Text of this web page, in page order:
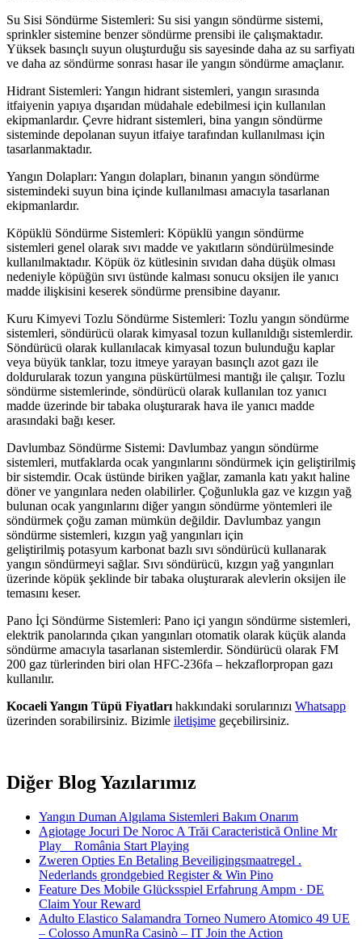
Su Sisi Söndürme Sistemleri: Su sisi yangın söndürme sistemi,
sprinkler sistemine benzer söndürme prensibi ile çalışmaktadır.
Yüksek basınçlı suyun oluşturduğu sis sayesinde daha az su sarfiyatı
ve daha az söndürme sonrası hasar ile yangın söndürme amaçlanır.
Hidrant Sistemleri: Yangın hidrant sistemleri, yangın sırasında
itfaiyenin yapıya dışarıdan müdahale edebilmesi için kullanılan
ekipmanlardır. Çevre hidrant sistemleri, bina yangın söndürme
sisteminde depolanan suyun itfaiye tarafından kullanılması için
tasarlanmaktadır.
Yangın Dolapları: Yangın dolapları, binanın yangın söndürme
sistemindeki suyun bina içinde kullanılması amacıyla tasarlanan
ekipmanlardır.
Köpüklü Söndürme Sistemleri: Köpüklü yangın söndürme
sistemleri genel olarak sıvı madde ve yakıtların söndürülmesinde
kullanılmaktadır. Köpük öz kütlesinin sıvıdan daha düşük olması
nedeniyle köpüğün sıvı üstünde kalması sonucu oksijen ile yanıcı
madde ilişkisini keserek söndürme prensibine dayanır.
Kuru Kimyevi Tozlu Söndürme Sistemleri: Tozlu yangın söndürme
sistemleri, söndürücü olarak kimyasal tozun kullanıldığı sistemlerdir.
Söndürücü olarak kullanılacak kimyasal tozun bulunduğu kaplar
veya büyük tanklar, tozu itmeye yarayan basınçlı azot gazı ile
doldurularak tozun yangına püskürtülmesi mantığı ile çalışır. Tozlu
söndürme sistemlerinde, söndürücü olarak kullanılan toz yanıcı
madde üzerinde bir tabaka oluşturarak hava ile yanıcı madde
arasındaki bağı keser.
Davlumbaz Söndürme Sistemi: Davlumbaz yangın söndürme
sistemleri, mutfaklarda ocak yangınlarını söndürmek için geliştirilmiş
bir sistemdir. Ocak üstünde biriken yağlar, zamanla katı yakıt haline
döner ve yangınlara neden olabilirler. Çoğunlukla gaz ve kızgın yağ
bulunan ocak yangınlarını diğer yangın söndürme yöntemleri ile
söndürmek çoğu zaman mümkün değildir. Davlumbaz yangın
söndürme sistemleri, kızgın yağ yangınları için
geliştirilmiş potasyum karbonat bazlı sıvı söndürücü kullanarak
yangın söndürmeyi sağlar. Sıvı söndürücü, kızgın yağ yangınları
üzerinde köpük şeklinde bir tabaka oluşturarak alevlerin oksijen ile
temasını keser.
Pano İçi Söndürme Sistemleri: Pano içi yangın söndürme sistemleri,
elektrik panolarında çıkan yangınları otomatik olarak küçük alanda
söndürme amacıyla tasarlanan sistemlerdir. Söndürücü olarak FM
200 gaz türlerinden biri olan HFC-236fa – hekzaflorpropan gazı
kullanılır.
Kocaeli Yangın Tüpü Fiyatları hakkındaki sorularınızı Whatsapp
üzerinden sorabilirsiniz. Bizimle iletişime geçebilirsiniz.
Diğer Blog Yazılarımız
Yangın Duman Algılama Sistemleri Bakım Onarım
Agiotage Jocuri De Noroc A Trăi Caracteristică Online Mr
Play _ România Start Playing
Zweren Opties En Betaling Beveiligingsmaatregel .
Nederlands grondgebied Register & Win Pino
Feature Des Mobile Glücksspiel Erfahrung Ampm · DE
Claim Your Reward
Adulto Elastico Salamandra Torneo Numero Atomico 49 UE
– Colosso AmunRa Casinò – IT Join the Action